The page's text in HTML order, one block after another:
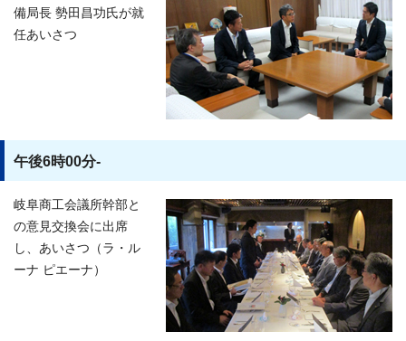
備局長 勢田昌功氏が就
任あいさつ
午後6時00分-
岐阜商工会議所幹部と
の意見交換会に出席
し、あいさつ（ラ・ル
ーナ ピエーナ）